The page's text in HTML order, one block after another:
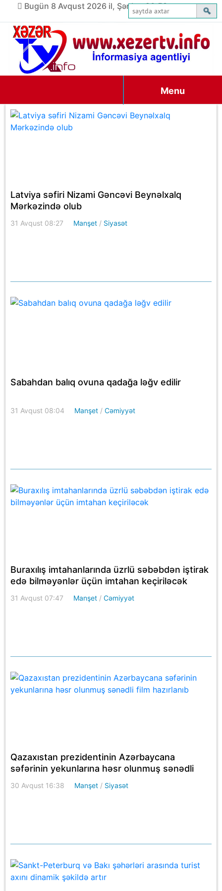
Bugün 8 Avqust 2026 il, Şənbə, 20:58
Menu
Latviya səfiri Nizami Gəncəvi Beynəlxalq
Mərkəzində olub
31 Avqust 08:27 Manşet / Siyasət
Sabahdan balıq ovuna qadağa ləğv edilir
31 Avqust 08:04 Manşet /Cəmiyyət
Buraxılış imtahanlarında üzrlü səbəbdən iştirak
edə bilməyənlər üçün imtahan keçiriləcək
31 Avqust 07:47 Manşet /Cəmiyyət
Qazaxıstan prezidentinin Azərbaycana
səfərinin yekunlarına həsr olunmuş sənədli
30 Avqust 16:38 Manşet / Siyasət